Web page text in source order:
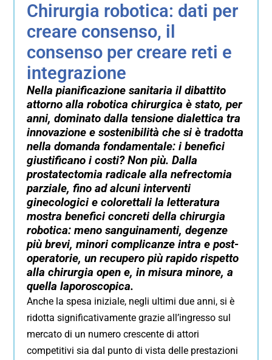
Chirurgia robotica: dati per
creare consenso, il
consenso per creare reti e
integrazione
Nella pianificazione sanitaria il dibattito
attorno alla robotica chirurgica è stato, per
anni, dominato dalla tensione dialettica tra
innovazione e sostenibilità che si è tradotta
nella domanda fondamentale: i benefici
giustificano i costi? Non più. Dalla
prostatectomia radicale alla nefrectomia
parziale, fino ad alcuni interventi
ginecologici e colorettali la letteratura
mostra benefici concreti della chirurgia
robotica: meno sanguinamenti, degenze
più brevi, minori complicanze intra e post-
operatorie, un recupero più rapido rispetto
alla chirurgia open e, in misura minore, a
quella laporoscopica.
Anche la spesa iniziale, negli ultimi due anni, si è
ridotta significativamente grazie all’ingresso sul
mercato di un numero crescente di attori
competitivi sia dal punto di vista delle prestazioni